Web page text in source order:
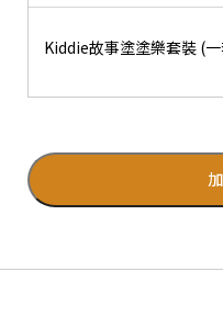
Kiddie故事塗塗樂套裝 (